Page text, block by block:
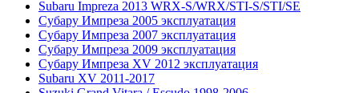
Subaru Impreza 2013 WRX-S/WRX/STI-S/STI/SE
Субару Импреза 2005 эксплуатация
Субару Импреза 2007 эксплуатация
Субару Импреза 2009 эксплуатация
Субару Импреза XV 2012 эксплуатация
Subaru XV 2011-2017